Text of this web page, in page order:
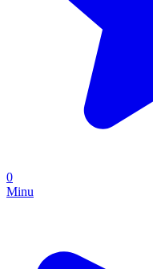
0
Minu